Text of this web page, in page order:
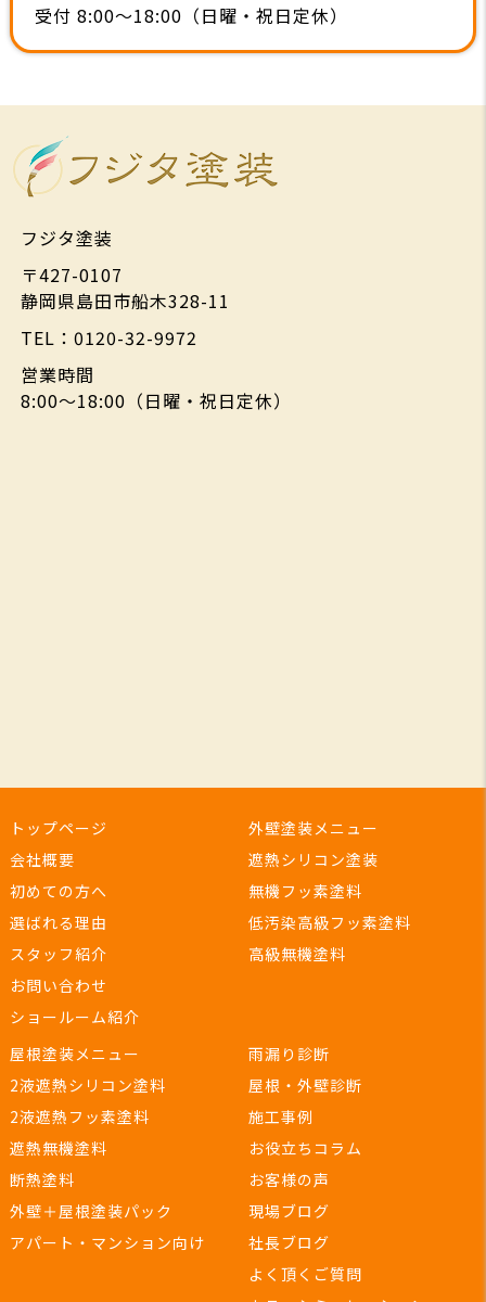
受付 8:00～18:00（日曜・祝日定休）
フジタ塗装
〒427-0107
静岡県島田市船木328-11
TEL：0120-32-9972
営業時間
8:00～18:00（日曜・祝日定休）
トップページ
会社概要
初めての方へ
選ばれる理由
スタッフ紹介
お問い合わせ
ショールーム紹介
外壁塗装メニュー
遮熱シリコン塗装
無機フッ素塗料
低汚染高級フッ素塗料
高級無機塗料
屋根塗装メニュー
2液遮熱シリコン塗料
2液遮熱フッ素塗料
遮熱無機塗料
断熱塗料
外壁＋屋根塗装パック
アパート・マンション向け
雨漏り診断
屋根・外壁診断
施工事例
お役立ちコラム
お客様の声
現場ブログ
社長ブログ
よく頂くご質問